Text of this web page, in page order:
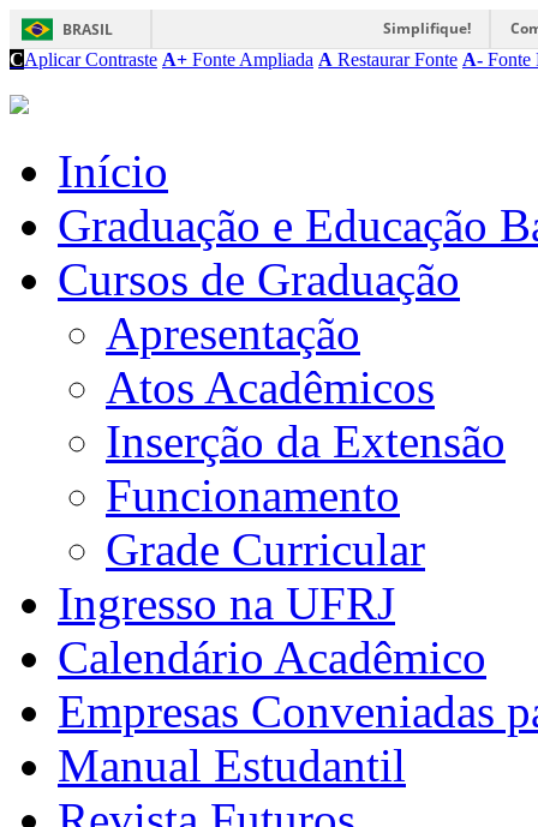
BRASIL Simplifique!
CAplicar Contraste A+ Fonte Ampliada A Restaurar Fonte A- Fonte
Início
Graduação e Educação
Cursos de Graduação
Apresentação
Atos Acadêmicos
Inserção da Extensão
Funcionamento
Grade Curricular
Ingresso na UFRJ
Calendário Acadêmico
Empresas Conveniadas
Manual Estudantil